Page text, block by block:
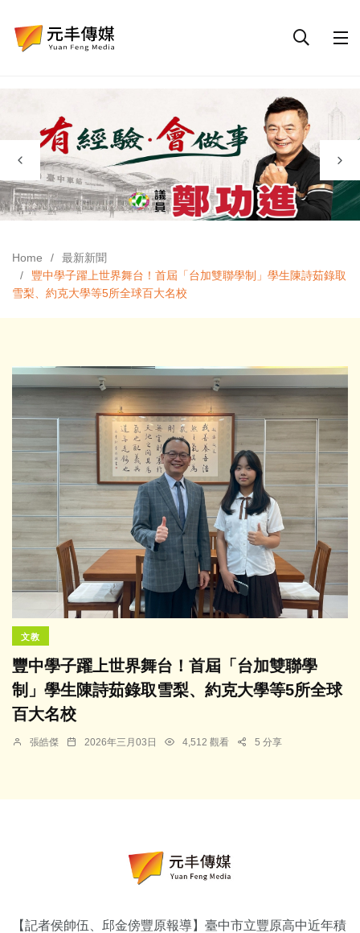
Home
最新新聞
豐中學子躍上世界舞台！首屆「台加雙聯學制」學生陳詩茹錄取
雪梨、約克大學等5所全球百大名校
文教
豐中學子躍上世界舞台！首屆「台加雙聯學
制」學生陳詩茹錄取雪梨、約克大學等5所全球
百大名校
張皓傑 2026年三月03日 4,512 觀看 5 分享
【記者侯帥伍、邱金傍豐原報導】臺中市立豐原高中近年積